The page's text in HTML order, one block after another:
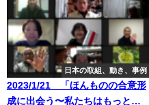
日本の取組、動き、事例
2023/1/21 「ほんものの合意形
成に出会う〜私たちはもっとわ